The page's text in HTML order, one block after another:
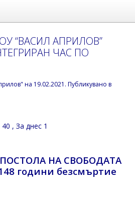
“ВАСИЛ АПРИЛОВ”
ЧАС ПО
на 19.02.2021 . Публикувано в
, За днес 1
НА СВОБОДАТА
години безсмъртие